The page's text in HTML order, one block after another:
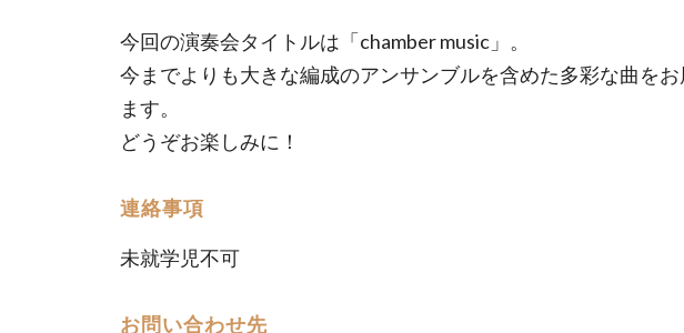
今回の演奏会タイトルは「chamber music」。
今までよりも大きな編成のアンサンブルを含めた多彩な曲を
ます。
どうぞお楽しみに！
連絡事項
未就学児不可
お問い合わせ先